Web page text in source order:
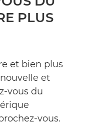
PLUS
et bien plus
et
vous du
vous.